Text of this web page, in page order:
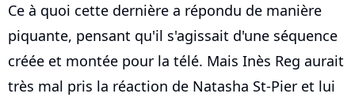
Ce à quoi cette dernière a répondu de manière
piquante, pensant qu'il s'agissait d'une séquence
créée et montée pour la télé. Mais Inès Reg aurait
très mal pris la réaction de Natasha St-Pier et lui